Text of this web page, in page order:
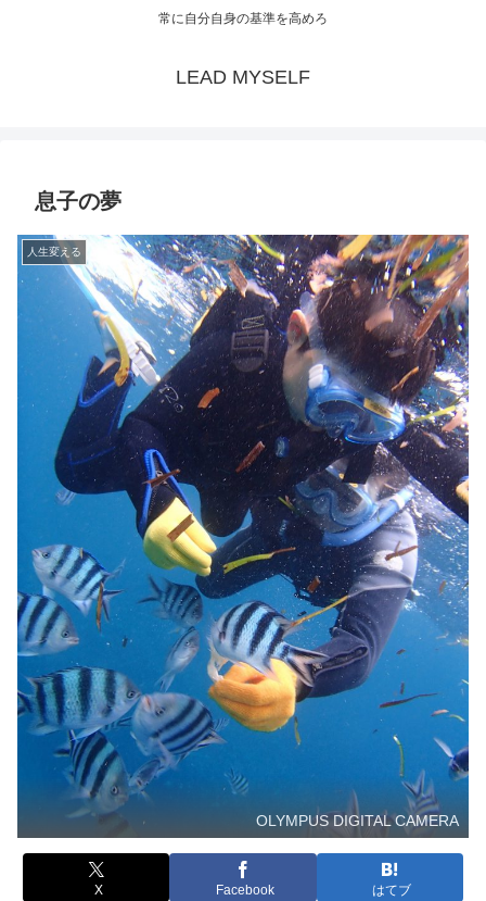
常に自分自身の基準を高めろ
LEAD MYSELF
息子の夢
人生変える
OLYMPUS DIGITAL CAMERA
X Facebook はてブ